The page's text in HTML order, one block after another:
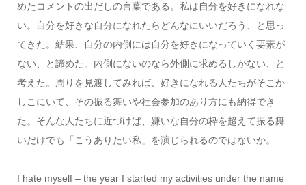
めたコメントの出だしの言葉である。私は自分を好きになれな
い。自分を好きな自分になれたらどんなにいいだろう、と思っ
てきた。結果、自分の内側には自分を好きになっていく要素が
ない、と諦めた。内側にないのなら外側に求めるしかない、と
考えた。周りを見渡してみれば、好きになれる人たちがそこか
しこにいて、その振る舞いや社会参加のあり方にも納得でき
た。そんな人たちに近づけば、嫌いな自分の枠を超えて振る舞
いだけでも「こうありたい私」を演じられるのではないか。
I hate myself – the year I started my activities under the name